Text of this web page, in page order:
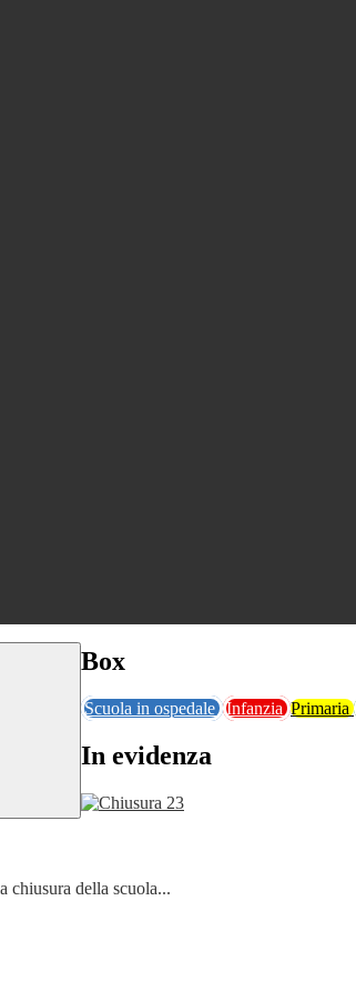
Box
Scuola in ospedale InfanziaPrimaria
In evidenza
chiusura della scuola...